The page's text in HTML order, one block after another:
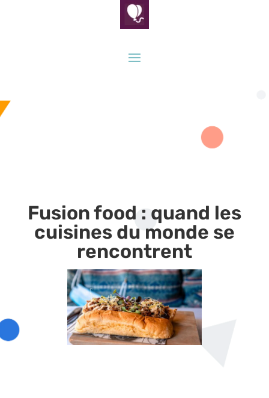
Fusion food : quand les
cuisines du monde se
rencontrent